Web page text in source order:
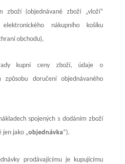
zboží (objednávané zboží „vloží“
nákupního košíku
obchodu),
kupní ceny zboží, údaje o
způsobu doručení objednávaného
spojených s dodáním zboží
jen jako „objednávka“).
prodávajícímu je kupujícímu